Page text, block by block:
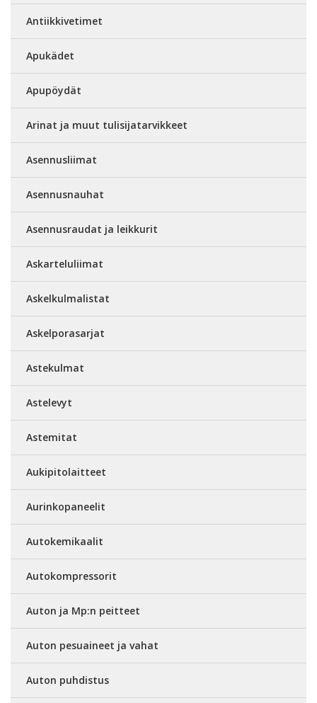
Antiikkivetimet
Apukädet
Apupöydät
Arinat ja muut tulisijatarvikkeet
Asennusliimat
Asennusnauhat
Asennusraudat ja leikkurit
Askarteluliimat
Askelkulmalistat
Askelporasarjat
Astekulmat
Astelevyt
Astemitat
Aukipitolaitteet
Aurinkopaneelit
Autokemikaalit
Autokompressorit
Auton ja Mp:n peitteet
Auton pesuaineet ja vahat
Auton puhdistus